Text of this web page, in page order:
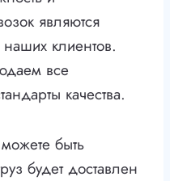
являются
клиентов.
все
качества.
быть
будет доставлен